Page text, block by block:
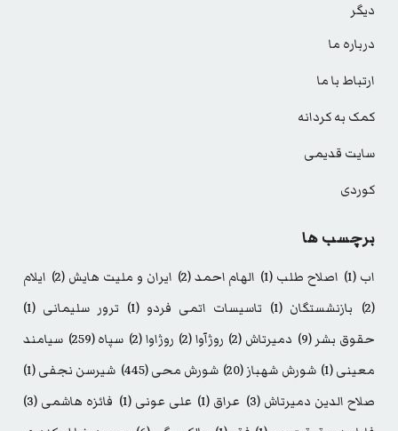
دیگر
درباره ما
ارتباط با ما
کمک به کردانه
سایت قدیمی
کوردی
برچسب ها
اب (1) اصلاح طلب (1) الهام احمد(2) ایران و ملیت هایش (2)
ایلام
(2)
بازنشستگان (1) تاسیسات اتمی فردو (1) ترور سلیمانی (1)
حقوق بشر (9) دمیرتاش (2) روژآوا(2) روژاوا(2) سپاه(259)
سیامند
معینی(1) شورش شهباز(20) شورش محی(445) شیرسن نجفی(1)
صلاح الدین دمیرتاش (3) عراق (1) علی عونی (1) فائزه هاشمی (3)